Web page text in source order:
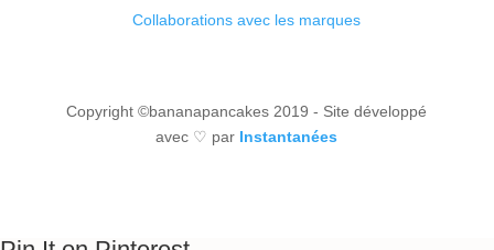
Collaborations avec les marques
Copyright ©bananapancakes 2019 - Site développé
avec ♡ par Instantanées